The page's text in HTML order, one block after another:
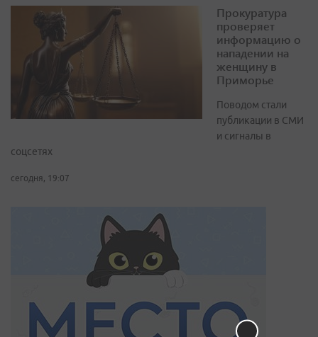
Прокуратура
проверяет
информацию о
нападении на
женщину в
Приморье
Поводом стали
публикации в СМИ
и сигналы в
соцсетях
сегодня, 19:07